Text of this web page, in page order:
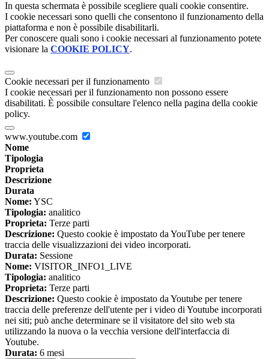
In questa schermata è possibile scegliere quali cookie consentire.
I cookie necessari sono quelli che consentono il funzionamento della
piattaforma e non è possibile disabilitarli.
Per conoscere quali sono i cookie necessari al funzionamento potete
visionare la COOKIE POLICY.
Cookie necessari per il funzionamento
I cookie necessari per il funzionamento non possono essere
disabilitati. È possibile consultare l'elenco nella pagina della cookie
policy.
www.youtube.com
Nome
Tipologia
Proprieta
Descrizione
Durata
Nome: YSC
Tipologia: analitico
Proprieta: Terze parti
Descrizione: Questo cookie è impostato da YouTube per tenere
traccia delle visualizzazioni dei video incorporati.
Durata: Sessione
Nome: VISITOR_INFO1_LIVE
Tipologia: analitico
Proprieta: Terze parti
Descrizione: Questo cookie è impostato da Youtube per tenere
traccia delle preferenze dell'utente per i video di Youtube incorporati
nei siti; può anche determinare se il visitatore del sito web sta
utilizzando la nuova o la vecchia versione dell'interfaccia di
Youtube.
Durata: 6 mesi